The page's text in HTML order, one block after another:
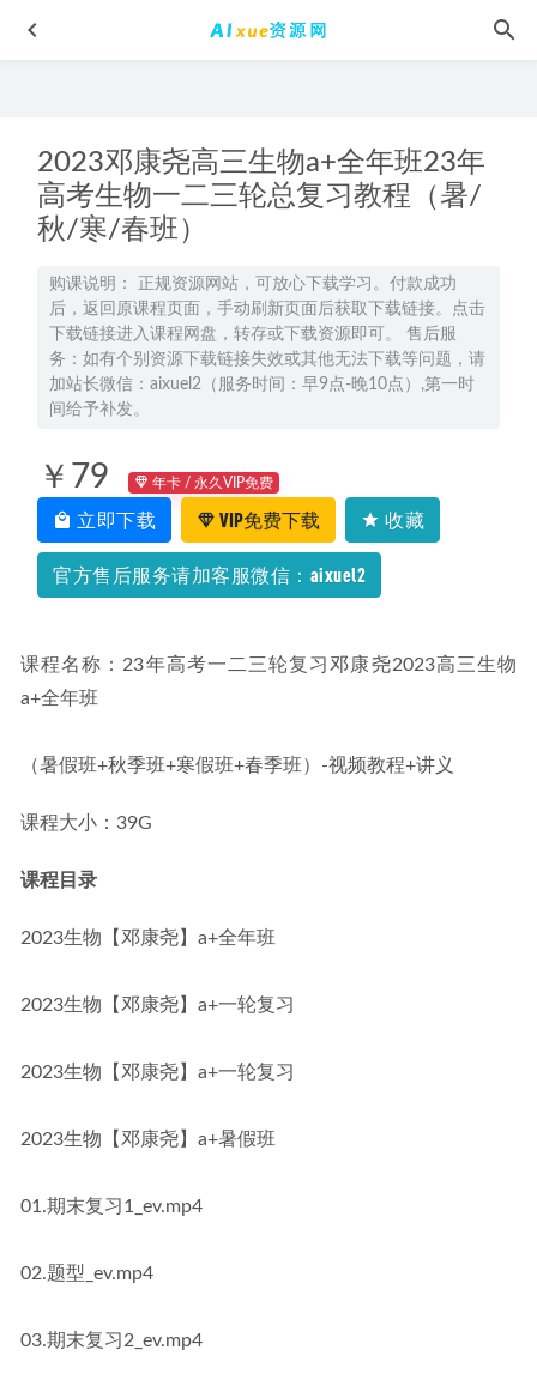
2023邓康尧高三生物a+全年班23年
高考生物一二三轮总复习教程（暑/
秋/寒/春班）
购课说明： 正规资源网站，可放心下载学习。付款成功
后，返回原课程页面，手动刷新页面后获取下载链接。点击
下载链接进入课程网盘，转存或下载资源即可。 售后服
务：如有个别资源下载链接失效或其他无法下载等问题，请
加站长微信：aixuel2（服务时间：早9点-晚10点）,第一时
间给予补发。
￥79 年卡 / 永久VIP免费
立即下载 VIP免费下载 收藏
官方售后服务请加客服微信：aixuel2
课程名称：23年高考一二三轮复习邓康尧2023高三生物
a+全年班
（暑假班+秋季班+寒假班+春季班）-视频教程+讲义
课程大小：39G
课程目录
2023生物【邓康尧】a+全年班
2023生物【邓康尧】a+一轮复习
2023生物【邓康尧】a+一轮复习
2023生物【邓康尧】a+暑假班
01.期末复习1_ev.mp4
02.题型_ev.mp4
03.期末复习2_ev.mp4
土木工程毕业设计大全,2.42G课程百度网盘打包下载,土木工
程宿舍/办公楼/医院/图书馆/百货大楼/商场/会所/医院楼/ 门诊
楼/幼儿园/教学楼等设计 2021-05-08
2021年高中英语秋季网课课程资源，高考英语复习资料讲义
+视频讲解教程，15.21G学习资料百度云盘资源下载
学习资料百度网盘资源打包下载 2022-01-18
高三政治周峤燏网课教程2026高考一轮复习暑秋班课程教学
2026年何连伟高二物理系统班下学期春季班网课直播教程
2026-04-19